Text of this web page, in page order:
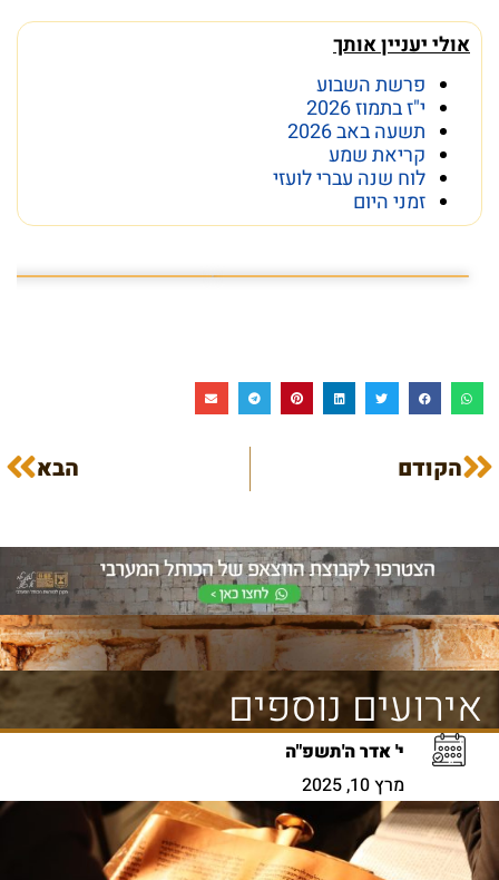
אולי יעניין אותך
פרשת השבוע
י"ז בתמוז 2026
תשעה באב 2026
קריאת שמע
לוח שנה עברי לועזי
זמני היום
הקודם הבא
אירועים נוספים
י' אדר ה'תשפ"ה
מרץ 10, 2025